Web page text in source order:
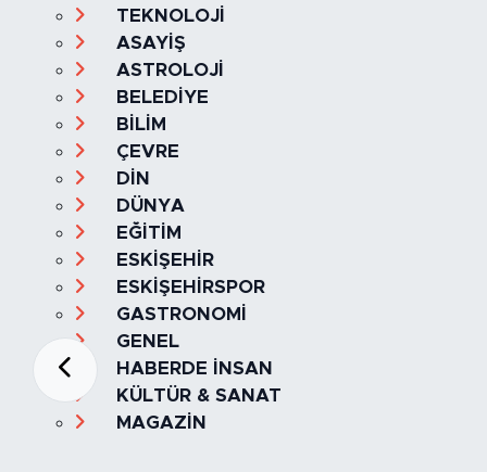
TEKNOLOJİ
ASAYİŞ
ASTROLOJİ
BELEDİYE
BİLİM
ÇEVRE
DİN
DÜNYA
EĞİTİM
ESKİŞEHİR
ESKİŞEHİRSPOR
GASTRONOMİ
GENEL
HABERDE İNSAN
KÜLTÜR & SANAT
MAGAZİN